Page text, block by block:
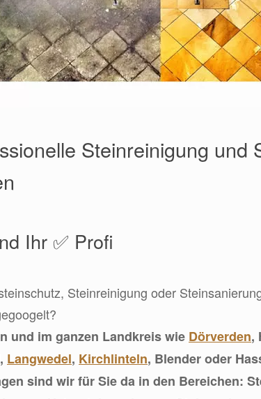
Steinreinigung und
Ihr ✅ Profi
Steinreinigung oder
und im ganzen Landkreis wie Dörverden,
Langwedel, Kirchlinteln, Blender oder
sind wir für Sie da in den Bereichen: